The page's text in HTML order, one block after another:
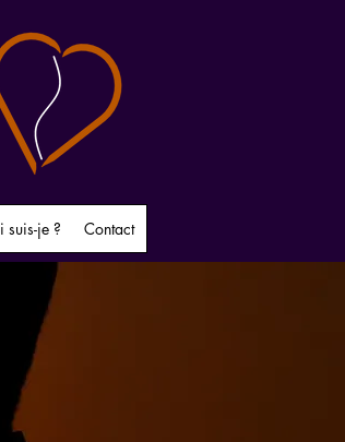
suis-je ? Contact